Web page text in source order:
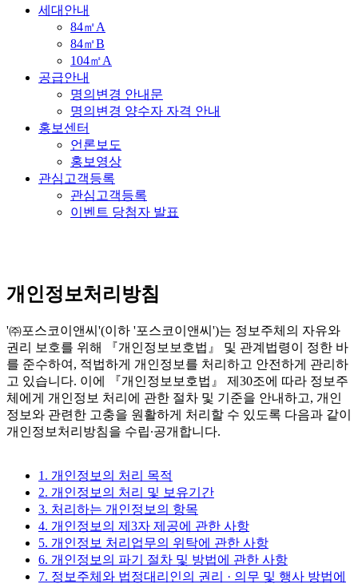
세대안내
84㎡A
84㎡B
104㎡A
공급안내
명의변경 안내문
명의변경 양수자 자격 안내
홍보센터
언론보도
홍보영상
관심고객등록
관심고객등록
이벤트 당첨자 발표
개인정보처리방침
'㈜포스코이앤씨'(이하 '포스코이앤씨')는 정보주체의 자유와
권리 보호를 위해 『개인정보보호법』 및 관계법령이 정한 바
를 준수하여, 적법하게 개인정보를 처리하고 안전하게 관리하
고 있습니다. 이에 『개인정보보호법』 제30조에 따라 정보주
체에게 개인정보 처리에 관한 절차 및 기준을 안내하고, 개인
정보와 관련한 고충을 원활하게 처리할 수 있도록 다음과 같이
개인정보처리방침을 수립∙공개합니다.
1. 개인정보의 처리 목적
2. 개인정보의 처리 및 보유기간
3. 처리하는 개인정보의 항목
4. 개인정보의 제3자 제공에 관한 사항
5. 개인정보 처리업무의 위탁에 관한 사항
6. 개인정보의 파기 절차 및 방법에 관한 사항
7. 정보주체와 법정대리인의 권리 · 의무 및 행사 방법에